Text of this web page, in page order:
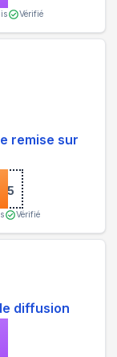
Vérifié
remise sur
Vérifié
diffusion